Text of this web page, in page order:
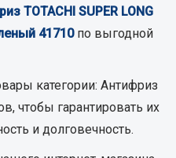
TOTACHI SUPER LONG
41710по выгодной
категории: Антифриз
чтобы гарантировать их
и долговечность.